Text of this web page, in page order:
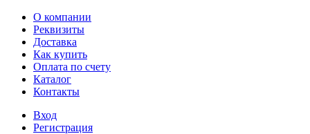
О компании
Реквизиты
Доставка
Как купить
Оплата по счету
Каталог
Контакты
Вход
Регистрация